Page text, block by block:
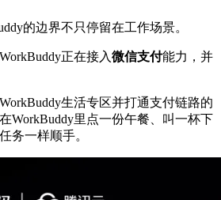
的边界不只停留在工作场景。
正在接入微信支付能力，并
生活专区并打通支付链路的
WorkBuddy里点一份午餐、叫一杯下
务一样顺手。